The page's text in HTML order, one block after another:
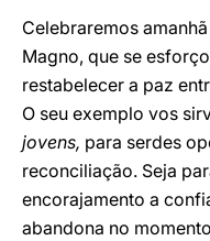
Celebraremos
Magno, que se
restabelecer a paz
O seu exemplo vos
jovens, para serdes
reconciliação. Seja
encorajamento a
abandona no